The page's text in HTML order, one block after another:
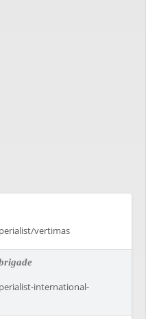
vertimas
international-